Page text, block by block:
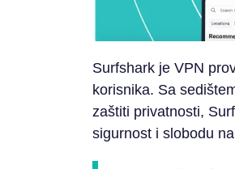
Surfshark je VPN
korisnika. Sa
zaštiti privatnosti,
sigurnost i slobodu